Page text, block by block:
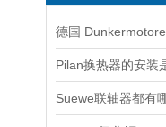
Suewe联轴器都有